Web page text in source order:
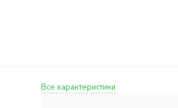
Все характеристики